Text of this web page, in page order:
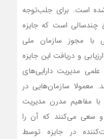
است. برای جلب‌توجه
چندسالی است که جایزه
با مجوز سازمان ملی
و دریافت این جایزه
علمی مدیریت دارایی‌های
معمولا سازمان‌هایی در
با مفاهیم مدرن مدیریت
و سعی می‌کنند که آن را
در جایزه توسط